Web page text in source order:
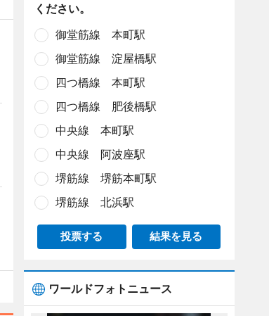
ください。
御堂筋線 本町駅
御堂筋線 淀屋橋駅
四つ橋線 本町駅
四つ橋線 肥後橋駅
中央線 本町駅
中央線 阿波座駅
堺筋線 堺筋本町駅
堺筋線 北浜駅
投票する 結果を見る
ワールドフォトニュース